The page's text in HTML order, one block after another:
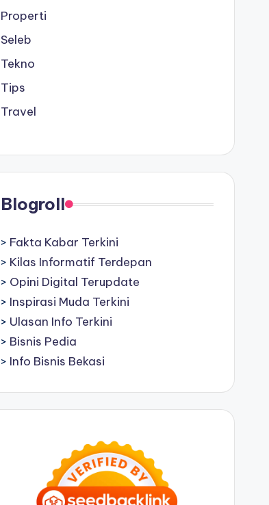
Properti
Seleb
Tekno
Tips
Travel
Blogroll
> Fakta Kabar Terkini
> Kilas Informatif Terdepan
> Opini Digital Terupdate
> Inspirasi Muda Terkini
> Ulasan Info Terkini
> Bisnis Pedia
> Info Bisnis Bekasi